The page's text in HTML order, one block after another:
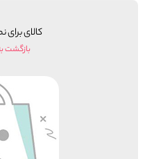
کالای